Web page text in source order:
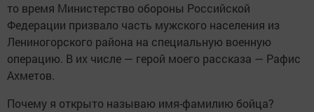
то время Министерство обороны Российской
Федерации призвало часть мужского населения из
Лениногорского района на специальную военную
операцию. В их числе — герой моего рассказа — Рафис
Ахметов.
Почему я открыто называю имя-фамилию бойца?